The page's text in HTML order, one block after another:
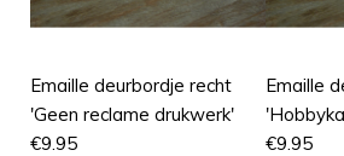
Emaille deurbordje recht
'Geen reclame drukwerk'
€9.95
Emaille
€9.95